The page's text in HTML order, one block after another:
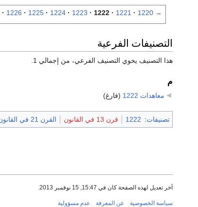
→
1220
1221
1222
1223
1224
1225
1226
التصنيفات الفرعية
هذا التصنيف يحوي التصنيف الفرعي، من إجمالي 1.
م
معاهدات 1222 (فارغ)
تصنيفات:
1222 قرن 13 في القانون القرن 21 في القانون
آخر تعديل لهذه الصفحة كان في 15:47, 15 نوفمبر 2013.
سياسة الخصوصية عن المعرفة عدم مسؤولية